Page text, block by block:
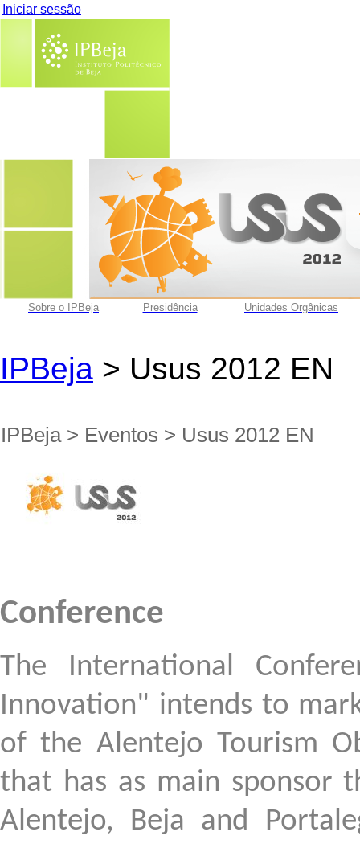
Iniciar sessão
Sobre o IPBeja Presidência Unidades Orgânicas
IPBeja > Usus 2012 EN
IPBeja> Eventos > Usus 2012 EN
Conference
The International
Innovation" intends to
ofthe Alentejo Tourism
that has as main sponsor
Alentejo,
Beja and